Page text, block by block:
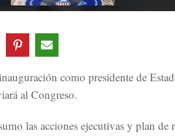
como presidente de
al Congreso.
las acciones ejecutivas y plan